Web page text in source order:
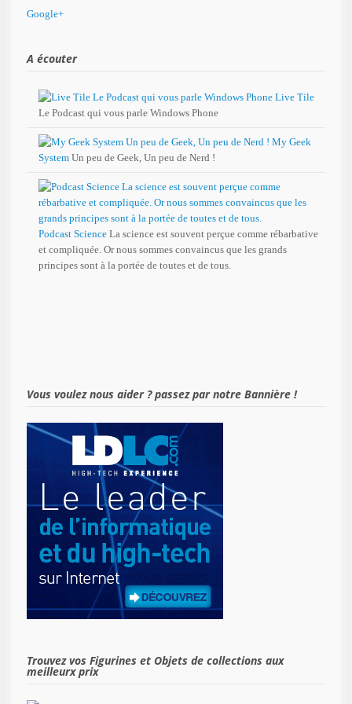
Google+
A écouter
Live Tile
Le Podcast qui vous parle Windows Phone
My Geek
System Un peu de Geek, Un peu de Nerd !
Podcast Science La science est souvent perçue comme rébarbative
et compliquée. Or nous sommes convaincus que les grands
principes sont à la portée de toutes et de tous.
Vous voulez nous aider ? passez par notre Bannière !
Trouvez vos Figurines et Objets de collections aux
meilleurx prix